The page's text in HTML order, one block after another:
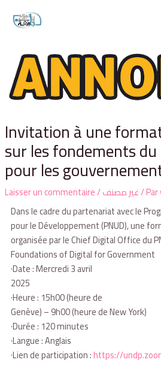
Invitation à une
sur les fondements
pour les
Laisser un commentaire/غير مصنف/ Par
Dans le cadre du partenariat avec le
pour le Développement (PNUD), une
organisée par le Chief Digital Office du
Foundations of Digital for Government
·Date : Mercredi 3 avril
2025
·Heure : 15h00 (heure de
Genève) – 9h00 (heure de New York)
·Durée : 120 minutes
·Langue : Anglais
·Lien de participation :https://